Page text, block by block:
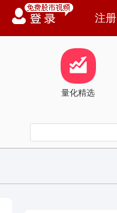
注册
量化精选